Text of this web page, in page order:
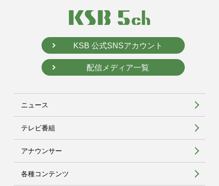
KSB 公式SNSアカウント
配信メディア一覧
ニュース
テレビ番組
アナウンサー
各種コンテンツ